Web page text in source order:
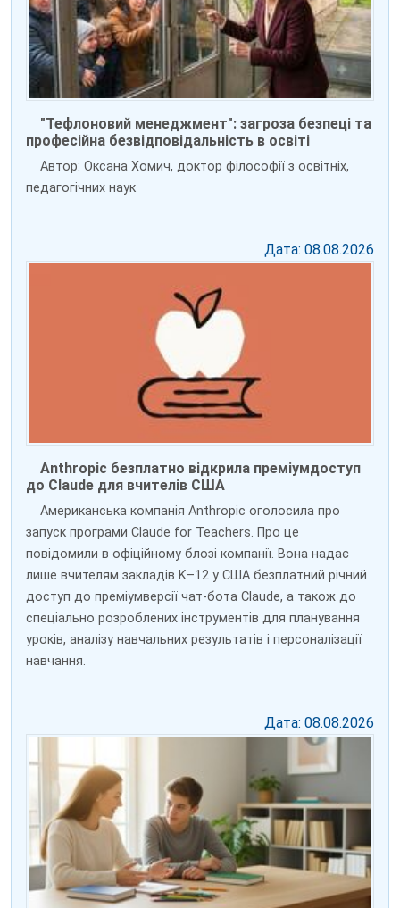
"Тефлоновий менеджмент": загроза безпеці та
професійна безвідповідальність в освіті
Автор: Оксана Хомич, доктор філософії з освітніх,
педагогічних наук
Дата: 08.08.2026
Anthropic безплатно відкрила преміумдоступ
до Claude для вчителів США
Американська компанія Anthropic оголосила про
запуск програми Claude for Teachers. Про це
повідомили в офіційному блозі компанії. Вона надає
лише вчителям закладів K–12 у США безплатний річний
доступ до преміумверсії чат-бота Claude, а також до
спеціально розроблених інструментів для планування
уроків, аналізу навчальних результатів і персоналізації
навчання.
Дата: 08.08.2026